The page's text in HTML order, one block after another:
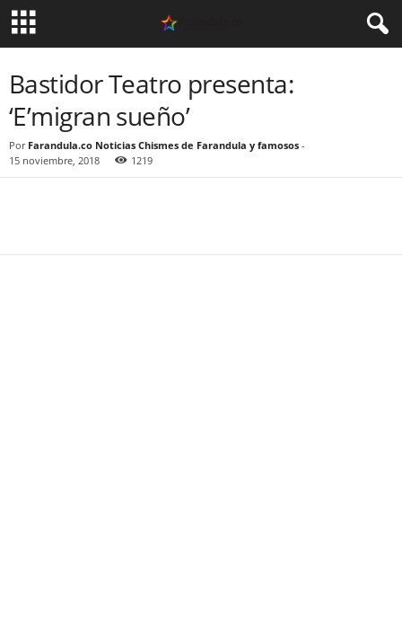
Bastidor Teatro presenta:
‘E’migran sueño’
Por Farandula.co Noticias Chismes de Farandula y famosos -
15 noviembre, 2018
1219